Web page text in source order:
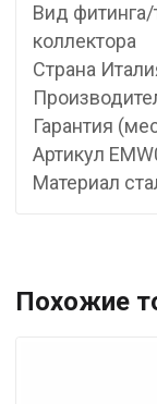
Вид
коллектора
Страна
Гарантия
Артикул
Материал
Похожие